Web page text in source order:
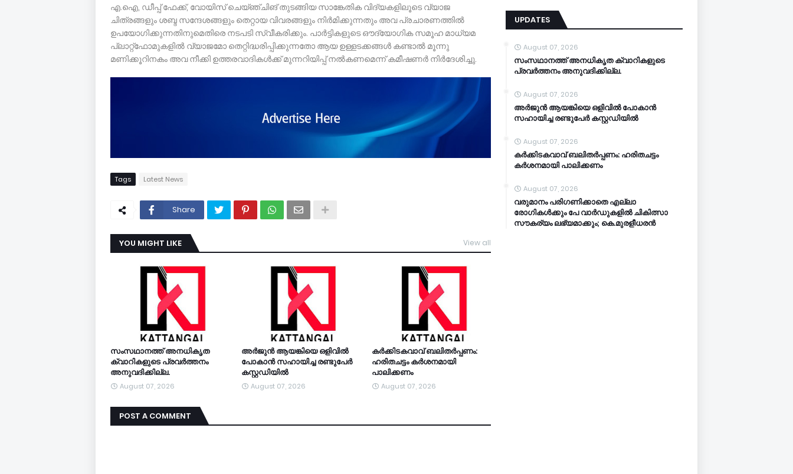
എ.ഐ, ഡീപ്പ് ഫേക്ക്, വോയിസ് ചെയ്ഞ്ചിങ് തുടങ്ങിയ സാങ്കേതിക വിദ്യകളിലൂടെ വ്യാജ
ചിത്രങ്ങളും ശബ്ദ സന്ദേശങ്ങളും തെറ്റായ വിവരങ്ങളും നിർമിക്കുന്നതും അവ പ്രചാരണത്തിൽ
ഉപയോഗിക്കുന്നതിനുമെതിരെ നടപടി സ്വീകരിക്കും. പാർട്ടികളുടെ ഔദ്യോഗിക സമൂഹ മാധ്യമ
പ്ലാറ്റ്ഫോമുകളിൽ വ്യാജമോ തെറ്റിദ്ധരിപ്പിക്കുന്നതോ ആയ ഉള്ളടക്കങ്ങൾ കണ്ടാൽ മൂന്നു
മണിക്കൂറിനകം അവ നീക്കി ഉത്തരവാദികൾക്ക് മുന്നറിയിപ്പ് നൽകണമെന്ന് കമീഷണർ നിർദേശിച്ചു.
Tags Latest News
Share
YOU MIGHT LIKE View all
സംസഥാനത്ത് അനധികൃത
ക്വാറികളുടെ പ്രവര്‍ത്തനം
അനുവദിക്കില്ല.
August 07, 2026
അര്‍ജുന്‍ ആയങ്കിയെ ഒളിവില്‍
പോകാന്‍ സഹായിച്ച രണ്ടുപേര്‍
കസ്റ്റഡിയിൽ
August 07, 2026
കര്‍ക്കിടകവാവ് ബലിതര്‍പ്പണം:
ഹരിതചട്ടം കര്‍ശനമായി
പാലിക്കണം
August 07, 2026
POST A COMMENT
UPDATES
August 07, 2026
സംസഥാനത്ത് അനധികൃത ക്വാറികളുടെ
പ്രവര്‍ത്തനം അനുവദിക്കില്ല.
August 07, 2026
അര്‍ജുന്‍ ആയങ്കിയെ ഒളിവില്‍ പോകാന്‍
സഹായിച്ച രണ്ടുപേര്‍ കസ്റ്റഡിയിൽ
August 07, 2026
കര്‍ക്കിടകവാവ് ബലിതര്‍പ്പണം: ഹരിതചട്ടം
കര്‍ശനമായി പാലിക്കണം
August 07, 2026
വരുമാനം പരിഗണിക്കാതെ എല്ലാ
രോഗികൾക്കും പേ വാർഡുകളിൽ ചികിത്സാ
സൗകര്യം ലഭ്യമാക്കും; കെ.മുരളീധരൻ